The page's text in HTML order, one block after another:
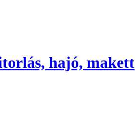
hajó, makett